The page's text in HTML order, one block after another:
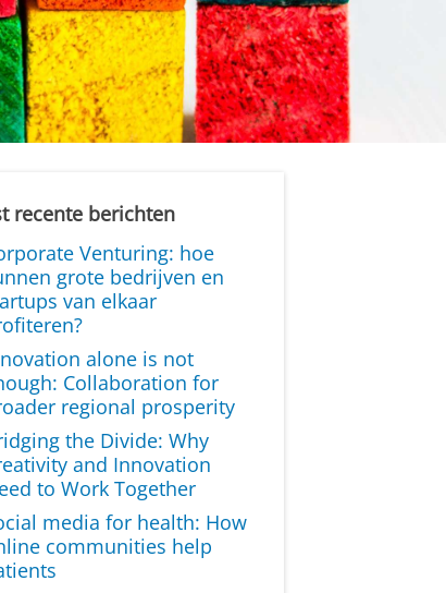
recente berichten
Venturing: hoe
grote bedrijven en
van elkaar
alone is not
Collaboration for
regional prosperity
the Divide: Why
and Innovation
to Work Together
media for health: How
communities help